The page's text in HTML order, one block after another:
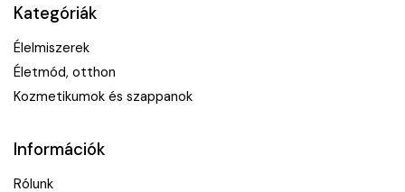
Kategóriák
Élelmiszerek
Életmód, otthon
Kozmetikumok és szappanok
Információk
Rólunk